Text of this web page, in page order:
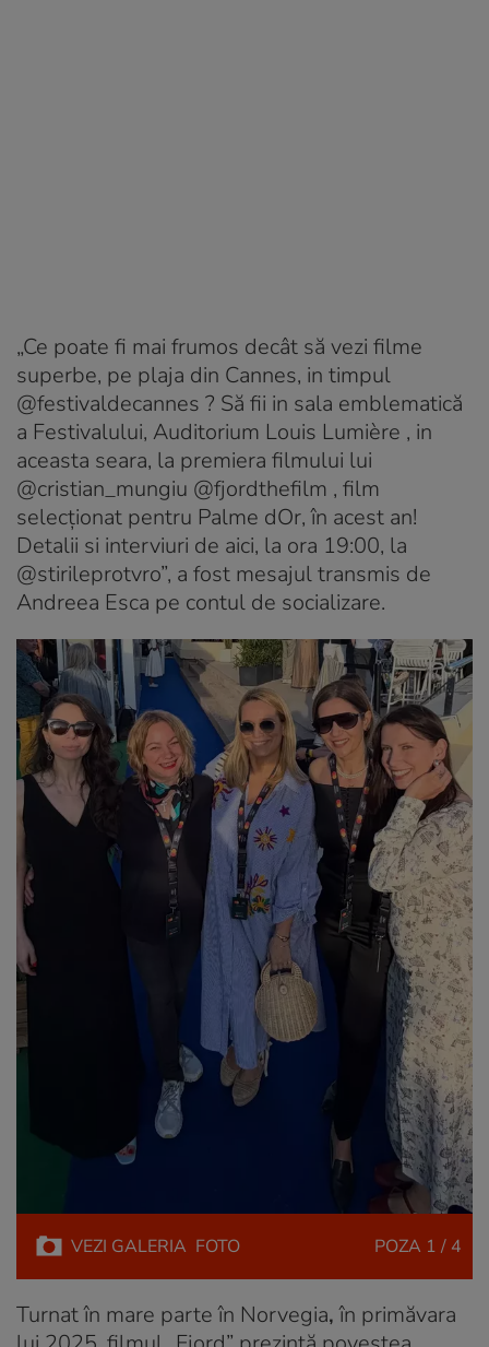
„Ce poate fi mai frumos decât să vezi filme
superbe, pe plaja din Cannes, in timpul
@festivaldecannes ? Să fii in sala emblematică
a Festivalului, Auditorium Louis Lumière , in
aceasta seara, la premiera filmului lui
@cristian_mungiu @fjordthefilm , film
selecționat pentru Palme dOr, în acest an!
Detalii si interviuri de aici, la ora 19:00, la
@stirileprotvro”, a fost mesajul transmis de
Andreea Esca pe contul de socializare.
VEZI GALERIA FOTO POZA 1 / 4
Turnat în mare parte în Norvegia,în primăvara